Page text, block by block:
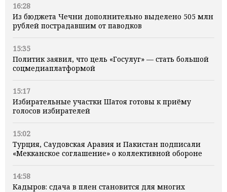
16:28
Из бюджета Чечни дополнительно выделено 505 млн
рублей пострадавшим от паводков
15:35
Политик заявил, что цель «Госулуг» — стать большой
соцмедиаплатформой
15:17
Избирательные участки Шатоя готовы к приёму
голосов избирателей
15:02
Турция, Саудовская Аравия и Пакистан подписали
«Мекканское соглашение» о коллективной обороне
14:58
Кадыров: сдача в плен становится для многих